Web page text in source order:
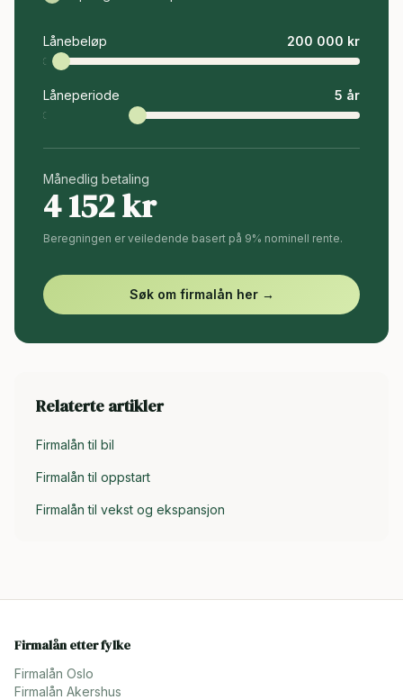
Lånebeløp 200 000 kr
Låneperiode 5 år
Månedlig betaling
4 152kr
Beregningen er veiledende basert på 9% nominell rente.
Søk om firmalån her →
Relaterte artikler
Firmalån til bil
Firmalån til oppstart
Firmalån til vekst og ekspansjon
Firmalån etter fylke
Firmalån Oslo
Firmalån Akershus